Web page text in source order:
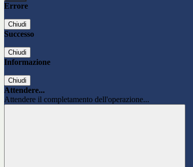
Errore
Chiudi
Successo
Chiudi
Informazione
Chiudi
Attendere...
Attendere il completamento dell'operazione...